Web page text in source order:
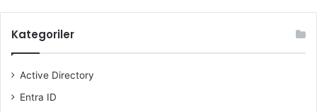
Kategoriler
Active Directory
Entra ID